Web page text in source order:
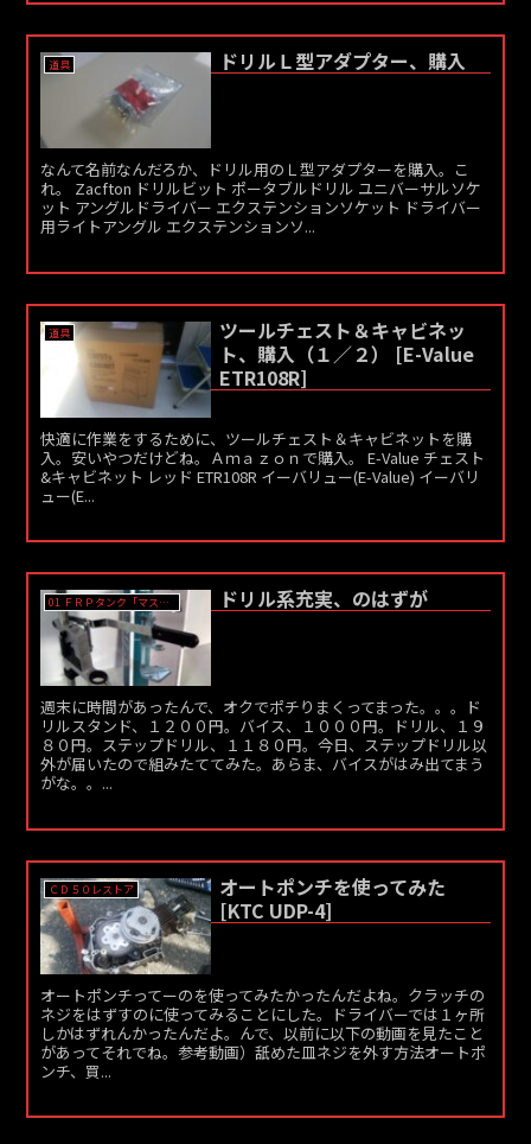
道具 ドリルＬ型アダプター、購入
なんて名前なんだろか、ドリル用のＬ型アダプターを購入。こ
れ。 Zacfton ドリルビット ポータブルドリル ユニバーサルソケ
ット アングルドライバー エクステンションソケット ドライバー
用ライトアングル エクステンションソ...
道具
ツールチェスト＆キャビネッ
ト、購入（１／２） [E-Value
ETR108R]
快適に作業をするために、ツールチェスト＆キャビネットを購
入。安いやつだけどね。Ａｍａｚｏｎで購入。 E-Value チェスト
&キャビネット レッド ETR108R イーバリュー(E-Value) イーバリ
ュー(E...
01 ＦＲＰタンク「マスター」作成 ドリル系充実、のはずが
週末に時間があったんで、オクでポチりまくってまった。。。ド
リルスタンド、１２００円。バイス、１０００円。ドリル、１９
８０円。ステップドリル、１１８０円。今日、ステップドリル以
外が届いたので組みたててみた。あらま、バイスがはみ出てまう
がな。。...
ＣＤ５０レストア
オートポンチを使ってみた
[KTC UDP-4]
オートポンチってーのを使ってみたかったんだよね。クラッチの
ネジをはずすのに使ってみることにした。ドライバーでは１ヶ所
しかはずれんかったんだよ。んで、以前に以下の動画を見たこと
があってそれでね。参考動画）舐めた皿ネジを外す方法オートポ
ンチ、買...